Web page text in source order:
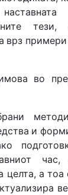
врз примери
во
и
целта, а